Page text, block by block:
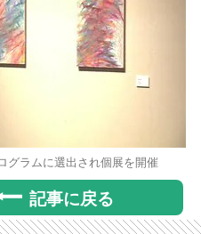
グラムに選出され個展を開催
記事に戻る